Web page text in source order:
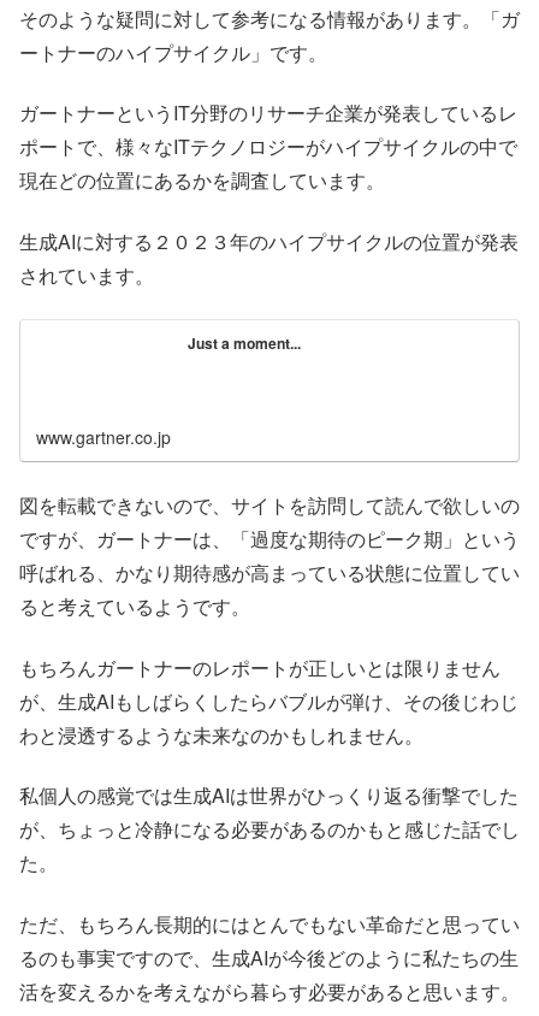
そのような疑問に対して参考になる情報があります。「ガ
ートナーのハイプサイクル」です。
ガートナーというIT分野のリサーチ企業が発表しているレ
ポートで、様々なITテクノロジーがハイプサイクルの中で
現在どの位置にあるかを調査しています。
生成AIに対する２０２３年のハイプサイクルの位置が発表
されています。
Just a moment...
www.gartner.co.jp
図を転載できないので、サイトを訪問して読んで欲しいの
ですが、ガートナーは、「過度な期待のピーク期」という
呼ばれる、かなり期待感が高まっている状態に位置してい
ると考えているようです。
もちろんガートナーのレポートが正しいとは限りません
が、生成AIもしばらくしたらバブルが弾け、その後じわじ
わと浸透するような未来なのかもしれません。
私個人の感覚では生成AIは世界がひっくり返る衝撃でした
が、ちょっと冷静になる必要があるのかもと感じた話でし
た。
ただ、もちろん長期的にはとんでもない革命だと思ってい
るのも事実ですので、生成AIが今後どのように私たちの生
活を変えるかを考えながら暮らす必要があると思います。